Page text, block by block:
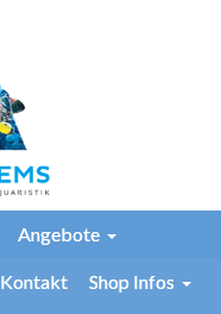
Angebote
Kontakt Shop Infos